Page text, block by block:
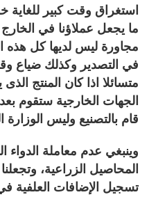
استغراق وقت كبير للغاية
ما يجعل عملاؤنا في
مجاورة ليس لديها كل هذه
في التصدير وكذلك ضياع
متسائلا اذا كان المنتج
الجهات الخارجية ستقوم
قام بالتصنيع وليس
وينبغي عدم معاملة
المحاصيل الزراعية،
تسجيل الإضافات العلفية